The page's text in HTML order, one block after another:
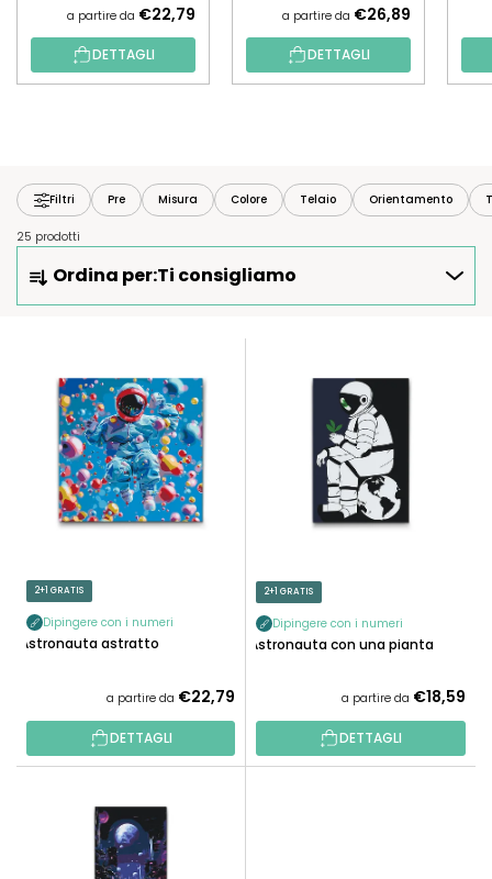
a partire da €22,79
DETTAGLI
a partire da €26,89
DETTAGLI
Filtri Pre Misura Colore Telaio Orientamento
25 prodotti
D
R
O
D
O
Ordina per:Ti consigliamo
P
R
O
T
I
2+1 GRATIS
Dipingere con i numeri
Astronauta astratto
a partire da €22,79
DETTAGLI
2+1 GRATIS
Dipingere con i numeri
Astronauta con una pianta
a partire da €18,59
DETTAGLI